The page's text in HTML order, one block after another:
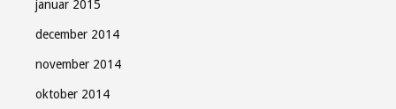
januar 2015
december 2014
november 2014
oktober 2014